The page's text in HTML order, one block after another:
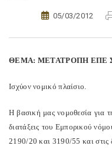
05/03/2012
ΘΕΜΑ: ΜΕΤΑΤΡΟΠΗ ΕΠΕ
Ισχύον νομικό πλαίσιο.
Η βασική μας νομοθεσία για
διατάξεις του Εμπορικού
2190/20 και 3190/55 και στις